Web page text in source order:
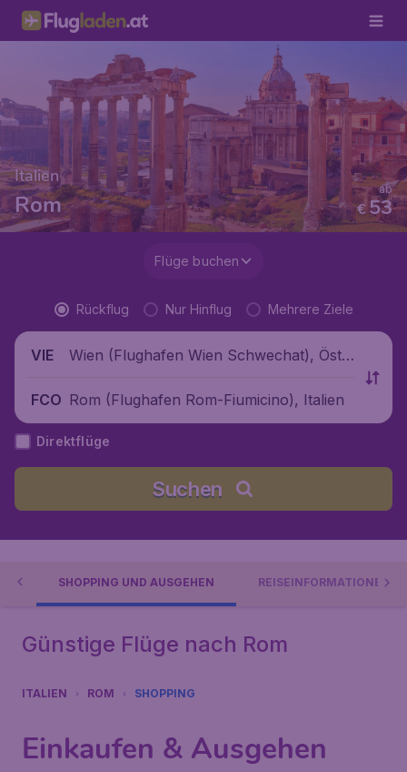
Italien
Rom €53
ab
Flüge buchen
Rückflug Nur Hinflug Mehrere Ziele
VIE
Wien (Flughafen Wien Schwechat), Öste
FCO Rom (Flughafen Rom-Fiumicino), Italien
Direktflüge
Suchen
SHOPPING UND AUSGEHEN REISEINFORMATIONEN
Günstige Flüge nach Rom
ITALIEN ROM SHOPPING
Einkaufen & Ausgehen